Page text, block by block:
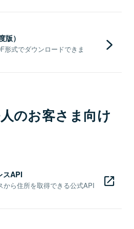
版）
形式でダウンロードできま
のお客さま向け
スAPI
ら住所を取得できる公式API